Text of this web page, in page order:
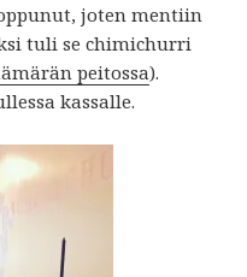
joten mentiin
tuli se chimichurri
peitossa).
kassalle.